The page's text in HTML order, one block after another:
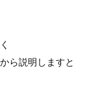
ら説明しますと